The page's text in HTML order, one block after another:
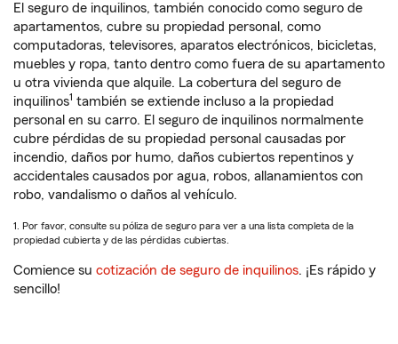
El seguro de inquilinos, también conocido como seguro de
apartamentos, cubre su propiedad personal, como
computadoras, televisores, aparatos electrónicos, bicicletas,
muebles y ropa, tanto dentro como fuera de su apartamento
u otra vivienda que alquile. La cobertura del seguro de
inquilinos1 también se extiende incluso a la propiedad
personal en su carro. El seguro de inquilinos normalmente
cubre pérdidas de su propiedad personal causadas por
incendio, daños por humo, daños cubiertos repentinos y
accidentales causados por agua, robos, allanamientos con
robo, vandalismo o daños al vehículo.
1. Por favor, consulte su póliza de seguro para ver a una lista completa de la
propiedad cubierta y de las pérdidas cubiertas.
Comience su cotización de seguro de inquilinos. ¡Es rápido y
sencillo!